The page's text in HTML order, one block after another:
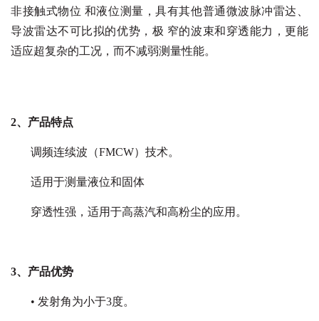
非接触式物位 和液位测量，具有其他普通微波脉冲雷达、
导波雷达不可比拟的优势，极 窄的波束和穿透能力，更能
适应超复杂的工况，而不减弱测量性能。
2、产品特点
调频连续波（FMCW）技术。
适用于测量液位和固体
穿透性强，适用于高蒸汽和高粉尘的应用。
3、产品优势
• 发射角为小于3度。